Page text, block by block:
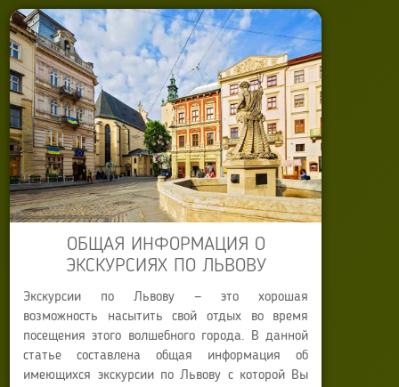
ОБЩАЯ ИНФОРМАЦИЯ О
ЭКСКУРСИЯХ ПО ЛЬВОВУ
Экскурсии по Львову — это хорошая
возможность насытить свой отдых во время
посещения этого волшебного города. В данной
статье составлена общая информация об
имеющихся экскурсии по Львову с которой Вы